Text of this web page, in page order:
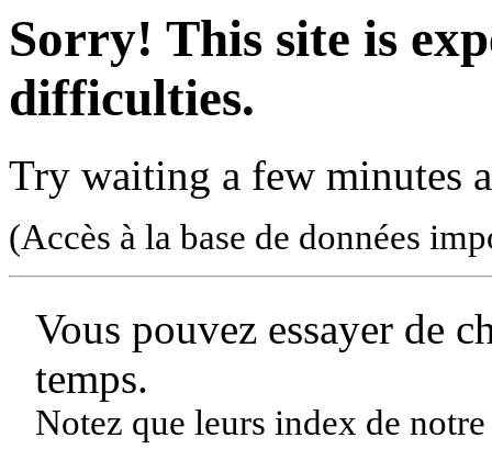
Sorry! This site is
difficulties.
Try waiting a few minutes
(Accès à la base de données
Vous pouvez essayer de
temps.
Notez que leurs index de